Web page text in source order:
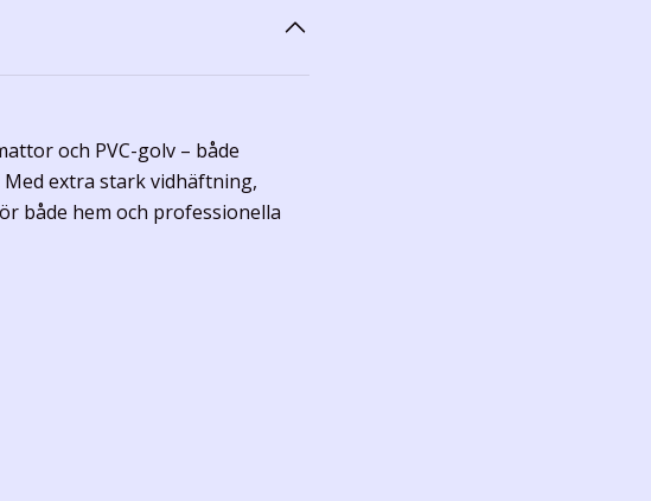
och PVC-golv – både
extra stark vidhäftning,
både hem och professionella